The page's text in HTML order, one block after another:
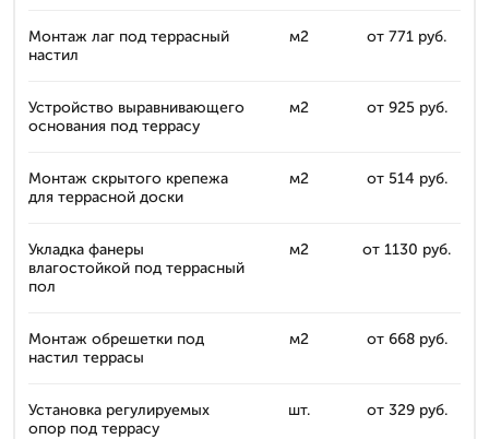
Монтаж лаг под террасный
настил
м2 от 771 руб.
Устройство выравнивающего
основания под террасу
м2 от 925 руб.
Монтаж скрытого крепежа
для террасной доски
м2 от 514 руб.
Укладка фанеры
влагостойкой под террасный
пол
м2 от 1130 руб.
Монтаж обрешетки под
настил террасы
м2 от 668 руб.
Установка регулируемых
опор под террасу
шт. от 329 руб.